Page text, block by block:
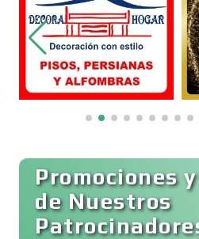
Bordados y
Cafeterías
Promociones
de Nuestros